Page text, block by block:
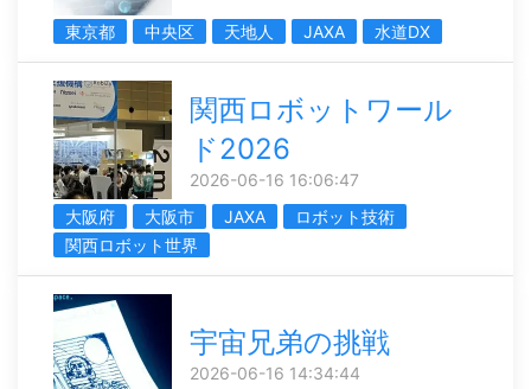
東京都 中央区 天地人 JAXA 水道DX
関西ロボットワール
ド2026
2026-06-16 16:06:47
大阪府
大阪市 JAXA
ロボット技術
関西ロボット世界
宇宙兄弟の挑戦
2026-06-16 14:34:44